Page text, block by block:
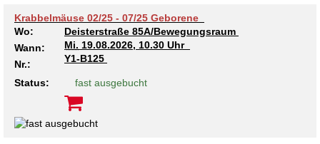
Krabbelmäuse 02/25 - 07/25 Geborene
Wo:
Deisterstraße 85A/Bewegungsraum
Wann:
Mi. 19.08.2026, 10.30 Uhr
Nr.:
Y1-B125
Status: fast ausgebucht